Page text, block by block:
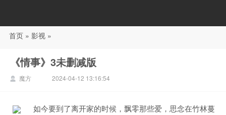
88影视
首页 » 影视 »
《情事》3未删减版
魔方 2024-04-12 13:16:54
如今要到了离开家的时候，飘零那些爱，思念在竹林蔓